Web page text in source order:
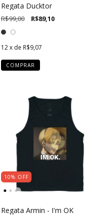
Regata Ducktor
R$99,00 R$89,10
12 x de R$9,07
COMPRAR
10% OFF
Regata Armin - I'm OK